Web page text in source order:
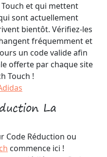
et qui mettent
sont actuellement
bientôt. Vérifiez-les
fréquemment et
un code valide afin
offerte par chaque site
Touch !
La
Code Réduction ou
commence ici !